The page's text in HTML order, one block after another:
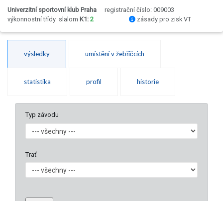
Univerzitní sportovní klub Praha
registrační číslo: 009003
výkonnostní třídy slalom K1: 2 zásady pro zisk VT
výsledky umístění v žebříčcích
statistika profil historie
Typ závodu
Trať